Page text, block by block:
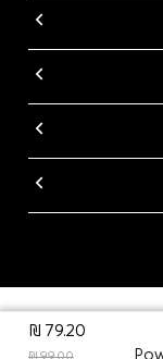
79.20 ₪
99.00 ₪